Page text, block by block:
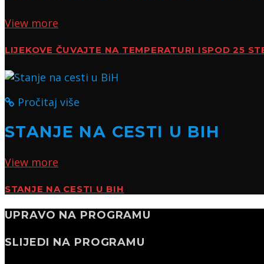
View more
LIJEKOVE ČUVAJTE NA TEMPERATURI ISPOD 25
Pročitaj više
STANJE NA CESTI U BIH
View more
STANJE NA CESTI U BIH
UPRAVO NA PROGRAMU
SLIJEDI NA PROGRAMU